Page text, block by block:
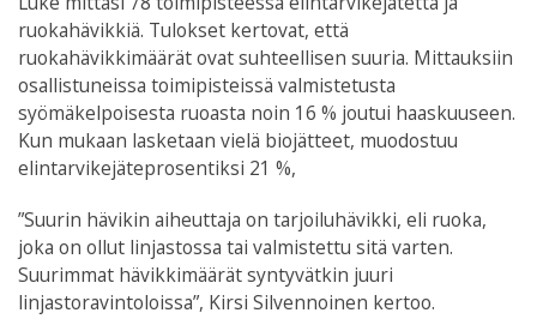
ruokahävikkiä. Tulokset kertovat, että
ruokahävikkimäärät ovat suhteellisen suuria. Mittauksiin
osallistuneissa toimipisteissä valmistetusta
syömäkelpoisesta ruoasta noin 16 % joutui haaskuuseen.
Kun mukaan lasketaan vielä biojätteet, muodostuu
elintarvikejäteprosentiksi 21 %,
”Suurin hävikin aiheuttaja on tarjoiluhävikki, eli ruoka,
joka on ollut linjastossa tai valmistettu sitä varten.
Suurimmat hävikkimäärät syntyvätkin juuri
linjastoravintoloissa”, Kirsi Silvennoinen kertoo.